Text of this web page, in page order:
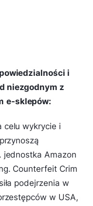
i
niezgodnym z
e-sklepów:
celu wykrycie i
jednostka Amazon
Counterfeit Crim
podejrzenia w
w USA,